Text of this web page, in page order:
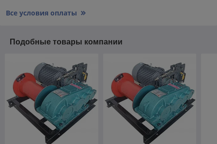
Все условия оплаты
Подобные товары компании